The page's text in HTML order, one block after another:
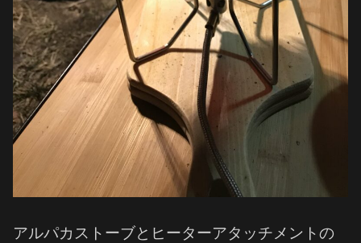
アルパカストーブとヒーターアタッチメントの